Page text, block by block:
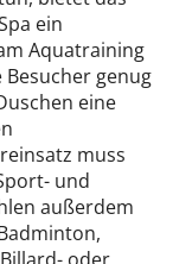
ein
Aquatraining
genug
eine
muss
und
außerdem